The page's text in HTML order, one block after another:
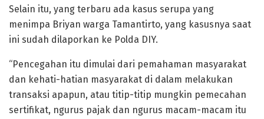
Selain itu, yang terbaru ada kasus serupa yang
menimpa Briyan warga Tamantirto, yang kasusnya saat
ini sudah dilaporkan ke Polda DIY.
“Pencegahan itu dimulai dari pemahaman masyarakat
dan kehati-hatian masyarakat di dalam melakukan
transaksi apapun, atau titip-titip mungkin pemecahan
sertifikat, ngurus pajak dan ngurus macam-macam itu